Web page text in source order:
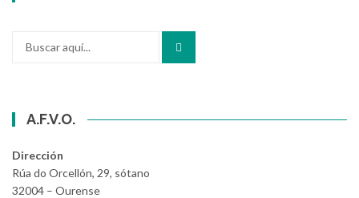
A.F.V.O.
Dirección
Rúa do Orcellón, 29, sótano
32004 – Ourense